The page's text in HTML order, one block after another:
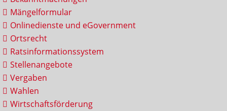
Mängelformular
Onlinedienste und eGovernment
Ortsrecht
Ratsinformationssystem
Stellenangebote
Vergaben
Wahlen
Wirtschaftsförderung